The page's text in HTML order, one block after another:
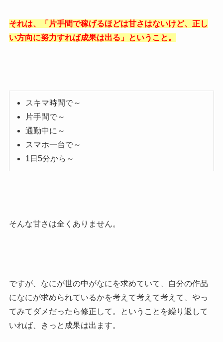
それは、「片手間で稼げるほどは甘さはないけど、正し
い方向に努力すれば成果は出る」ということ。
スキマ時間で～
片手間で～
通勤中に～
スマホ一台で～
1日5分から～
そんな甘さは全くありません。
ですが、なにが世の中がなにを求めていて、自分の作品
になにが求められているかを考えて考えて考えて、やっ
てみてダメだったら修正して。ということを繰り返して
いれば、きっと成果は出ます。